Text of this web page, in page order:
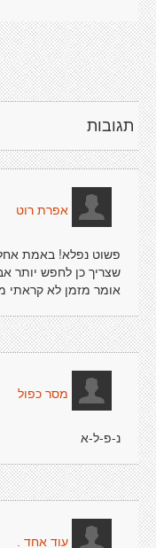
תגובות
אפרת רוט
פשוט נפלא! באמת
שצריך כן לחפש יותר
אומר מזמן לא קראתי
מסר כפול
נ-פ-ל-א
עוד אחד .